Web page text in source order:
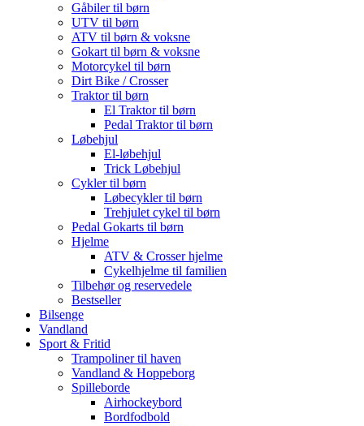
Gåbiler til børn
UTV til børn
ATV til børn & voksne
Gokart til børn & voksne
Motorcykel til børn
Dirt Bike / Crosser
Traktor til børn
El Traktor til børn
Pedal Traktor til børn
Løbehjul
El-løbehjul
Trick Løbehjul
Cykler til børn
Løbecykler til børn
Trehjulet cykel til børn
Pedal Gokarts til børn
Hjelme
ATV & Crosser hjelme
Cykelhjelme til familien
Tilbehør og reservedele
Bestseller
Bilsenge
Vandland
Sport & Fritid
Trampoliner til haven
Vandland & Hoppeborg
Spilleborde
Airhockeybord
Bordfodbold